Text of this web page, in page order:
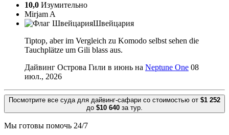
10,0 Изумительно
Mirjam A
Швейцария
Tiptop, aber im Vergleich zu Komodo selbst sehen die
Tauchplätze um Gili blass aus.
Дайвинг Острова Гили в июнь на Neptune One 08
июл., 2026
Посмотрите все суда для дайвинг-сафари со стоимостью от $1 252
до $10 640 за тур.
Мы готовы помочь 24/7